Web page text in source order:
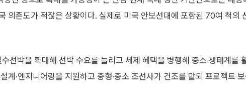
의존도가 적잖은 상황이다. 실제로 미국 안보선대에 포함된 70여 척의
선박을 확대해 선박 수요를 늘리고 세제 혜택을 병행해 중소 생태계를
계·엔지니어링을 지원하고 중형·중소 조선사가 건조를 맡되 프로젝트